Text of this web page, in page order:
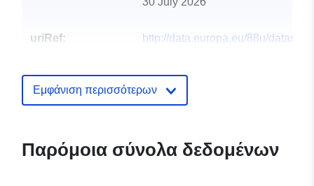
uriRef:
http://data.europa.eu/88u/dataset/
Εμφάνιση περισσότερων
Παρόμοια σύνολα δεδομένων